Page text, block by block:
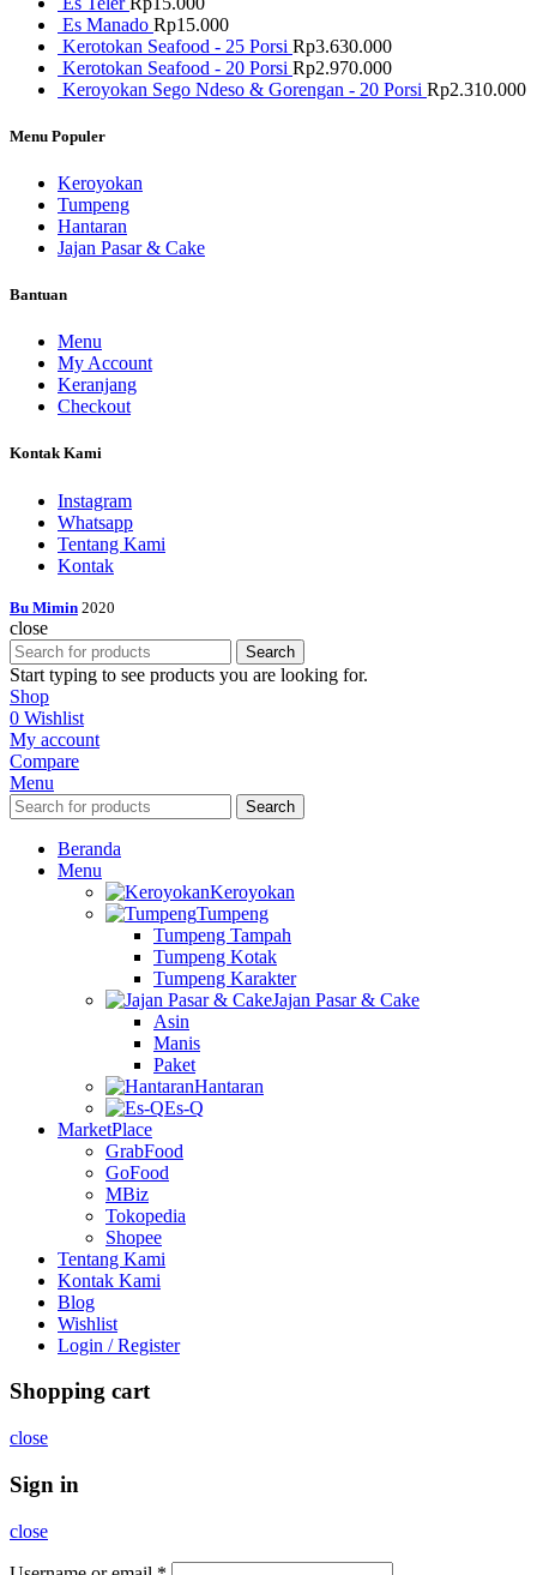
Es Manado Rp15.000
Kerotokan Seafood - 25 Porsi Rp3.630.000
Kerotokan Seafood - 20 Porsi Rp2.970.000
Keroyokan Sego Ndeso & Gorengan - 20 Porsi Rp2.310.000
Menu Populer
Keroyokan
Tumpeng
Hantaran
Jajan Pasar & Cake
Bantuan
Menu
My Account
Keranjang
Checkout
Kontak Kami
Instagram
Whatsapp
Tentang Kami
Kontak
Bu Mimin 2020
close
Search
Start typing to see products you are looking for.
Shop
0 Wishlist
My account
Compare
Menu
Search
Beranda
Menu
Keroyokan
Tumpeng
Tumpeng Tampah
Tumpeng Kotak
Tumpeng Karakter
Jajan Pasar & Cake
Asin
Manis
Paket
Hantaran
Es-Q
MarketPlace
GrabFood
GoFood
MBiz
Tokopedia
Shopee
Tentang Kami
Kontak Kami
Blog
Wishlist
Login / Register
Shopping cart
close
Sign in
close